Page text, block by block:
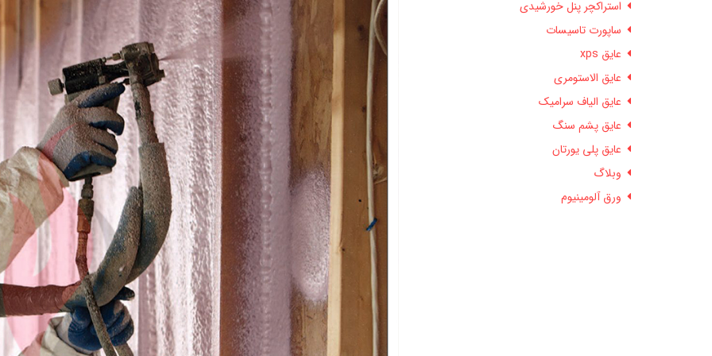
استراکچر پنل خورشیدی
ساپورت تاسیسات
عایق xps
عایق الاستومری
عایق الیاف سرامیک
عایق پشم سنگ
عایق پلی یورتان
وبلاگ
ورق آلومینیوم